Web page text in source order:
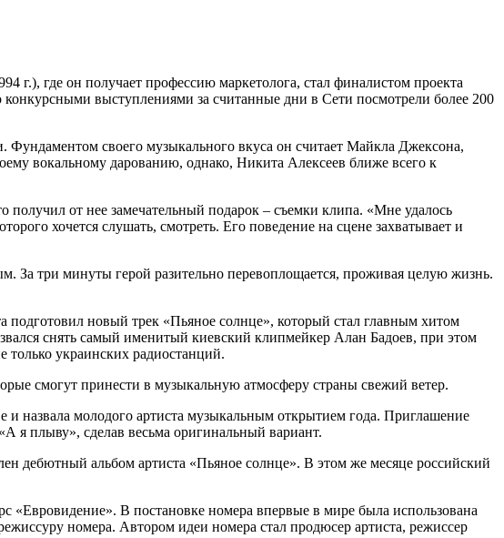
г.), где он получает профессию маркетолога, стал финалистом проекта
выступлениями за считанные дни в Сети посмотрели более 200
Фундаментом своего музыкального вкуса он считает Майкла Джексона,
вокальному дарованию, однако, Никита Алексеев ближе всего к
от нее замечательный подарок – съемки клипа. «Мне удалось
хочется слушать, смотреть. Его поведение на сцене захватывает и
три минуты герой разительно перевоплощается, проживая целую жизнь.
новый трек «Пьяное солнце», который стал главным хитом
снять самый именитый киевский клипмейкер Алан Бадоев, при этом
только украинских радиостанций.
смогут принести в музыкальную атмосферу страны свежий ветер.
назвала молодого артиста музыкальным открытием года. Приглашение
я плыву», сделав весьма оригинальный вариант.
дебютный альбом артиста «Пьяное солнце». В этом же месяце российский
«Евровидение». В постановке номера впервые в мире была использована
номера. Автором идеи номера стал продюсер артиста, режиссер